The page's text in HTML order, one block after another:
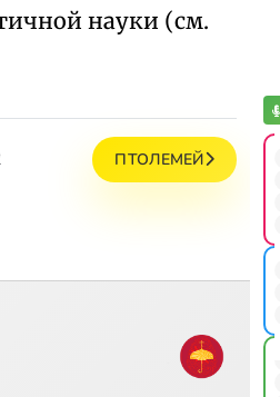
науки (см.
ПТОЛЕМЕЙ